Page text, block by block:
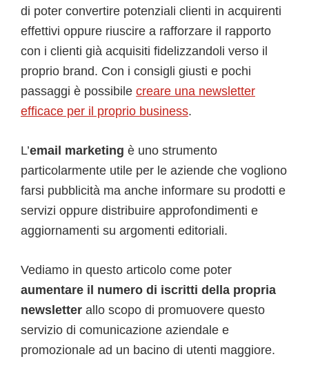
di poter convertire potenziali clienti in acquirenti
effettivi oppure riuscire a rafforzare il rapporto
con i clienti già acquisiti fidelizzandoli verso il
proprio brand. Con i consigli giusti e pochi
passaggi è possibile creare una newsletter
efficace per il proprio business.
L’email marketing è uno strumento
particolarmente utile per le aziende che vogliono
farsi pubblicità ma anche informare su prodotti e
servizi oppure distribuire approfondimenti e
aggiornamenti su argomenti editoriali.
Vediamo in questo articolo come poter
aumentare il numero di iscritti della propria
newsletter allo scopo di promuovere questo
servizio di comunicazione aziendale e
promozionale ad un bacino di utenti maggiore.